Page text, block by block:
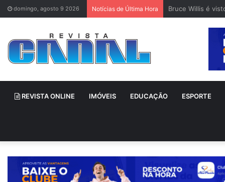
domingo, agosto 9 2026 Notícias de Última Hora Bruce Willis é
REVISTA ONLINE IMÓVEIS EDUCAÇÃO ESPORTE